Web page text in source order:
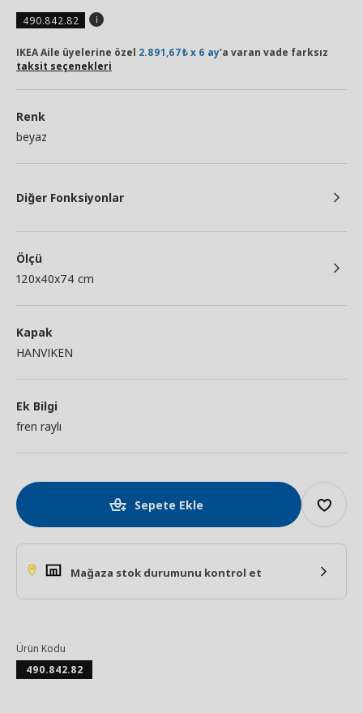
490.842.82
IKEA Aile üyelerine özel 2.891,67₺ x 6 ay'a varan vade farksız
taksit seçenekleri
Renk
beyaz
Diğer Fonksiyonlar
Ölçü
120x40x74 cm
Kapak
HANVIKEN
Ek Bilgi
fren raylı
Sepete Ekle
Mağaza stok durumunu kontrol et
Ürün Kodu
490.842.82